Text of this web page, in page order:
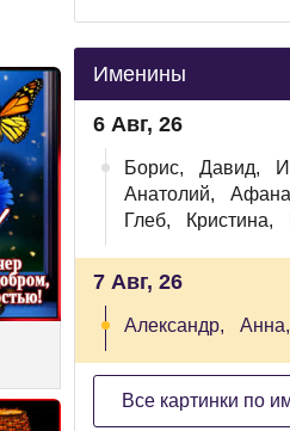
Именины
6 Авг, 26
Борис, Давид,
Анатолий,
Глеб,
Кристина,
7 Авг, 26
Александр, Анна,
Все картинки по